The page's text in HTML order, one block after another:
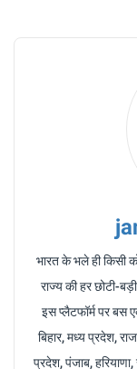
भारत के भले ही किसी
राज्य की हर छोटी-
इस प्लैटफॉर्म पर बस
बिहार, मध्य प्रदेश,
प्रदेश, पंजाब,